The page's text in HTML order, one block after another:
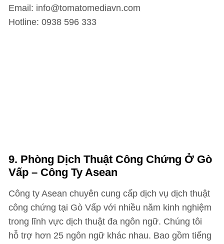
Email: info@tomatomediavn.com
Hotline: 0938 596 333
9. Phòng Dịch Thuật Công Chứng Ở Gò
Vấp – Công Ty Asean
Công ty Asean chuyên cung cấp dịch vụ dịch thuật
công chứng tại Gò Vấp với nhiều năm kinh nghiệm
trong lĩnh vực dịch thuật đa ngôn ngữ. Chúng tôi
hỗ trợ hơn 25 ngôn ngữ khác nhau. Bao gồm tiếng